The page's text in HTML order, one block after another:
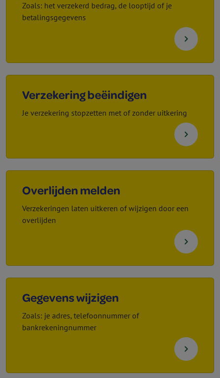
Zoals: het verzekerd bedrag, de looptijd of je
betalingsgegevens
navigate_next
Verzekering beëindigen
Je verzekering stopzetten met of zonder uitkering
navigate_next
Overlijden melden
Verzekeringen laten uitkeren of wijzigen door een
overlijden
navigate_next
Gegevens wijzigen
Zoals: je adres, telefoonnummer of
bankrekeningnummer
navigate_next